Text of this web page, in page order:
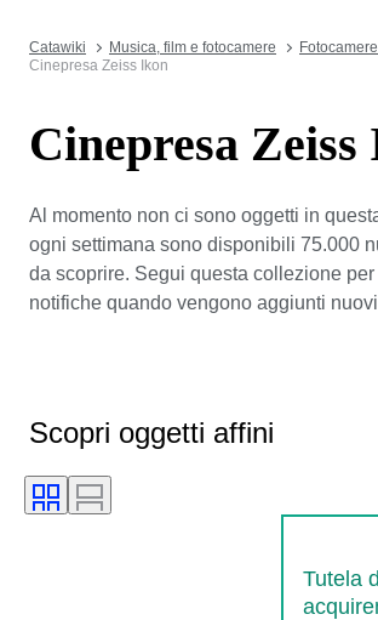
Catawiki Musica, film e fotocamere
Cinepresa Zeiss Ikon
Cinepresa
Al momento non ci sono oggetti in
ogni settimana sono disponibili 75.000
da scoprire. Segui questa collezione
notifiche quando vengono aggiunti
Scopri oggetti affini
Tutela